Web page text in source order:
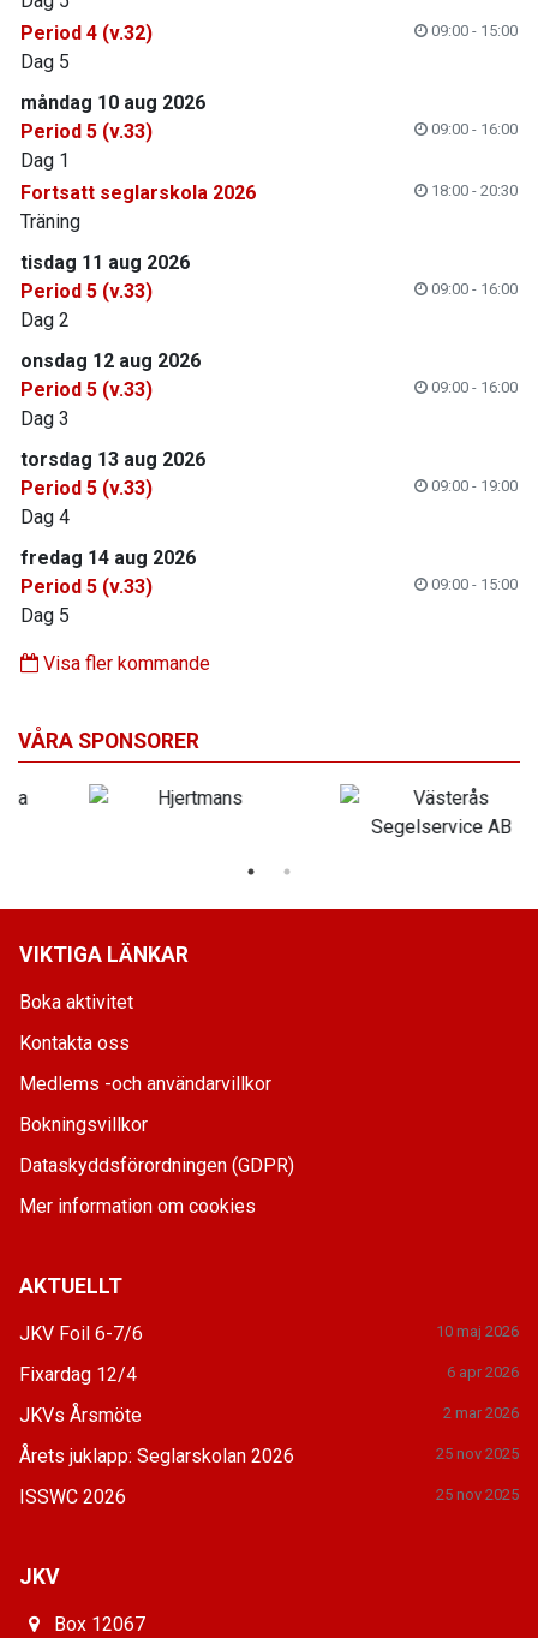
Period 4 (v.32)
09:00 - 15:00
Dag 5
måndag 10 aug 2026
Period 5 (v.33)
09:00 - 16:00
Dag 1
Fortsatt seglarskola 2026
18:00 - 20:30
Träning
tisdag 11 aug 2026
Period 5 (v.33)
09:00 - 16:00
Dag 2
onsdag 12 aug 2026
Period 5 (v.33)
09:00 - 16:00
Dag 3
torsdag 13 aug 2026
Period 5 (v.33)
09:00 - 19:00
Dag 4
fredag 14 aug 2026
Period 5 (v.33)
09:00 - 15:00
Dag 5
Visa fler kommande
VÅRA SPONSORER
VIKTIGA LÄNKAR
Boka aktivitet
Kontakta oss
Medlems -och användarvillkor
Bokningsvillkor
Dataskyddsförordningen (GDPR)
Mer information om cookies
AKTUELLT
JKV Foil 6-7/6 10 maj 2026
Fixardag 12/4 6 apr 2026
JKVs Årsmöte 2 mar 2026
Årets juklapp: Seglarskolan 2026 25 nov 2025
ISSWC 2026 25 nov 2025
JKV
Box 12067